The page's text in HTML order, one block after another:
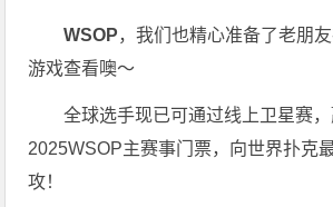
WSOP，我们也精心准备了老朋
游戏查看噢～
全球选手现已可通过线上卫星赛
2025WSOP主赛事门票，向世界扑克
攻！